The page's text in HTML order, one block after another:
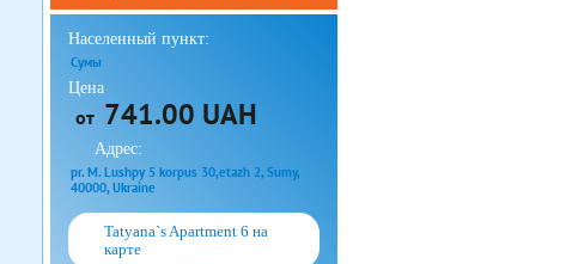
Населенный пункт:
Сумы
Цена
от 741.00 UAH
Адрес:
pr. M. Lushpy 5 korpus 30,etazh 2, Sumy,
40000, Ukraine
Tatyana`s Apartment 6 на
карте